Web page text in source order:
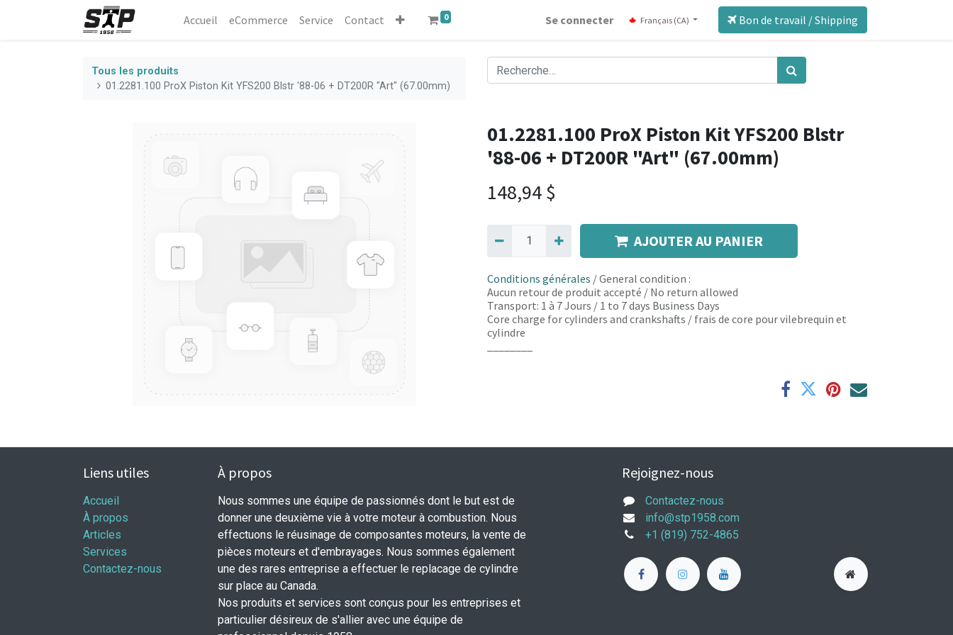
Accueil eCommerce​ Service Contact 0 Se connecter Français (CA) Bon de travail / Shipping
Tous les produits
01.2281.100 ProX Piston Kit YFS200 Blstr '88-06 + DT200R "Art" (67.00mm)
01.2281.100 ProX Piston Kit YFS200 Blstr
'88-06 + DT200R "Art" (67.00mm)
148,94$
AJOUTER AU PANIER
Conditions générales / General condition :
Aucun retour de produit accepté / No return allowed
Transport: 1 à 7 Jours / 1 to 7 days Business Days
Core charge for cylinders and crankshafts / frais de core pour vilebrequin et
cylindre
Liens utiles
Accueil
À propos
Articles
Services
Contactez-nous
À propos
Nous sommes une équipe de passionnés dont le but est de
donner une deuxième vie à votre moteur à combustion. Nous
effectuons le réusinage de composantes moteurs, la vente de
pièces moteurs et d'embrayages. Nous sommes également
une des rares entreprise a effectuer le replacage de cylindre
sur place au Canada.
Nos produits et services sont conçus pour les entreprises et
particulier désireux de s'allier avec une équipe de
Rejoignez-nous
Contactez-nous
info@stp1958.com
+1 (819) 752-4865